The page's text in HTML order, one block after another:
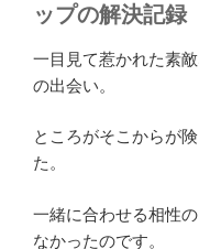
ップの解決記録
一目見て惹かれた素
の出会い。
ところがそこからが
た。
一緒に合わせる相性
なかったのです。